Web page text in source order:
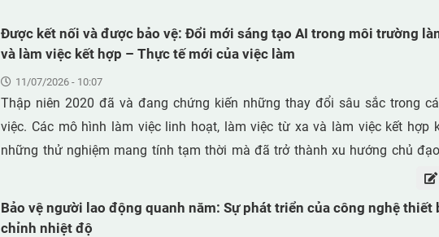
Được kết nối và được bảo vệ: Đổi mới sáng tạo AI trong môi trường
và làm việc kết hợp – Thực tế mới của việc làm
11/07/2026 - 10:07
Thập niên 2020 đã và đang chứng kiến những thay đổi sâu sắc trong
việc. Các mô hình làm việc linh hoạt, làm việc từ xa và làm việc kết hợp
những thử nghiệm mang tính tạm thời mà đã trở thành xu hướng chủ
chức. Sự chuyển dịch này mở ra những cơ hội chưa từng có về tính tự chủ,
nối và hợp tác trên phạm vi toàn cầu. Tuy nhiên, nó cũng đặt ra những
đối với công tác bảo vệ sức khỏe và an toàn của người lao động. Tình
Bảo vệ người lao động quanh năm: Sự phát triển của công nghệ thiết
chỉnh nhiệt độ